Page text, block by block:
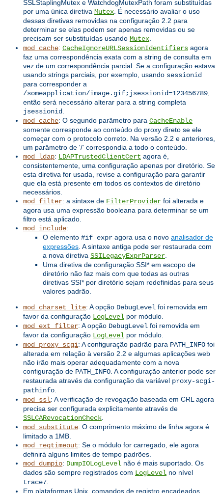
SSLStaplingMutex e WatchdogMutexPath foram substituídas
por uma única diretiva Mutex . É necessário avaliar o uso
dessas diretivas removidas na configuração 2.2 para
determinar se elas podem ser apenas removidas ou se
precisam ser substituídas usando Mutex
mod_cache: CacheIgnoreURLSessionIdentifiers agora
faz uma correspondência exata com a string de consulta em
vez de um correspondência parcial. Se a configuração estava
usando strings parciais, por exemplo, usando sessionid
para corresponder a
/someapplication/image.gif;jsessionid=123456789
então será necessário alterar para a string completa
jsessionid
mod_cache: O segundo parâmetro para CacheEnable
somente corresponde ao conteúdo do proxy direto se ele
começar com o protocolo correto. Na versão 2.2 e anteriores,
um parâmetro de '/' correspondia a todo o conteúdo.
mod_ldap: LDAPTrustedClientCert agora é,
consistentemente, uma configuração apenas por diretório. Se
esta diretiva for usada, revise a configuração para garantir
que ela está presente em todos os contextos de diretório
necessários.
mod_filter: a sintaxe de FilterProvider foi alterada e
agora usa uma expressão booleana para determinar se um
filtro está aplicado.
mod_include:
O elemento #if expr agora usa o novo analisador de
expressões . A sintaxe antiga pode ser restaurada com
a nova diretiva SSILegacyExprParser
Uma diretiva de configuração SSI* em escopo de
diretório não faz mais com que todas as outras
diretivas SSI* por diretório sejam redefinidas para seus
valores padrão.
mod_charset_lite: A opção DebugLevel foi removida em
favor da configuração LogLevel por módulo.
mod_ext_filter: A opção DebugLevel foi removida em
favor da configuração LogLevel por módulo.
mod_proxy_scgi: A configuração padrão para PATH_INFO foi
alterada em relação à versão 2.2 e algumas aplicações web
não irão mais operar adequadamente com a nova
configuração de PATH_INFO . A configuração anterior pode ser
restaurada através da configuração da variável proxy-scgi-
pathinfo
mod_ssl: A verificação de revogação baseada em CRL agora
precisa ser configurada explicitamente através de
SSLCARevocationCheck
mod_substitute: O comprimento máximo de linha agora é
limitado a 1MB.
mod_reqtimeout: Se o módulo for carregado, ele agora
definirá alguns limites de tempo padrões.
mod_dumpio: DumpIOLogLevel não é mais suportado. Os
dados são sempre registrados com LogLevel no nível
trace7
Em plataformas Unix, comandos de registro encadeados